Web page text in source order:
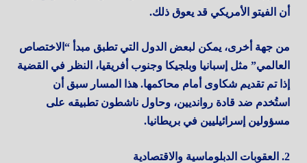
أن الفيتو الأمريكي قد يعوق ذلك.
من جهة أخرى، يمكن لبعض الدول التي تطبق مبدأ “الاختصاص
العالمي” مثل إسبانيا وبلجيكا وجنوب أفريقيا، النظر في القضية
إذا تم تقديم شكاوى أمام محاكمها. هذا المسار سبق أن
استُخدم ضد قادة روانديين، وحاول ناشطون تطبيقه على
مسؤولين إسرائيليين في بريطانيا.
2. العقوبات الدبلوماسية والاقتصادية